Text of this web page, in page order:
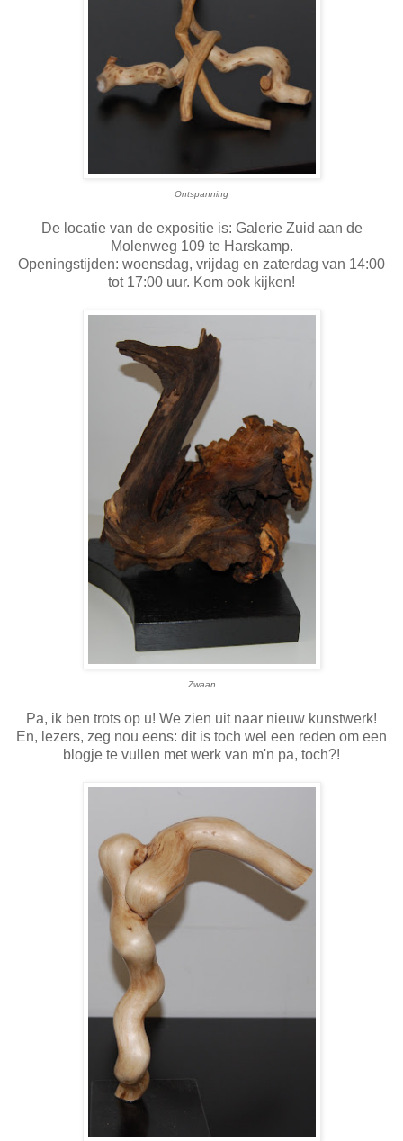
Ontspanning
De locatie van de expositie is: Galerie Zuid aan de
Molenweg 109 te Harskamp.
Openingstijden: woensdag, vrijdag en zaterdag van 14:00
tot 17:00 uur. Kom ook kijken!
Zwaan
Pa, ik ben trots op u! We zien uit naar nieuw kunstwerk!
En, lezers, zeg nou eens: dit is toch wel een reden om een
blogje te vullen met werk van m'n pa, toch?!